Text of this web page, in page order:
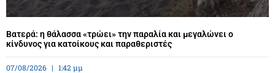
Βατερά: η θάλασσα «τρώει» την παραλία και μεγαλώνει ο
κίνδυνος για κατοίκους και παραθεριστές
07/08/2026 1:42 μμ